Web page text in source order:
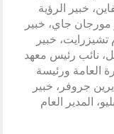
خبير الرؤية
مورجان جاي، خبير
خبير
نائب رئيس معهد
العامة ورئيسة
جروفر، خبير
المدير العام